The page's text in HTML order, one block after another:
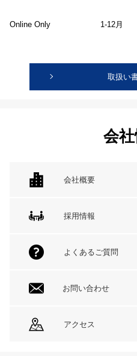
Online Only 1-12月
取扱い
会
会社概要
採用情報
よくあるご質問
お問い合わせ
アクセス